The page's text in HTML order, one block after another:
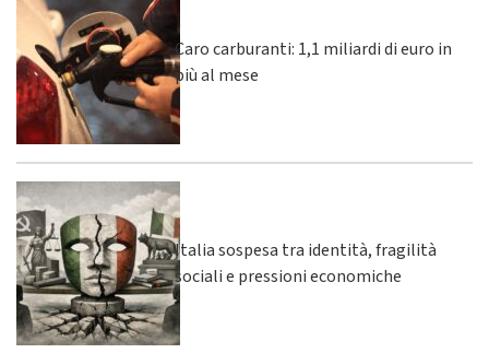
Caro carburanti: 1,1 miliardi di euro in
più al mese
Italia sospesa tra identità, fragilità
sociali e pressioni economiche